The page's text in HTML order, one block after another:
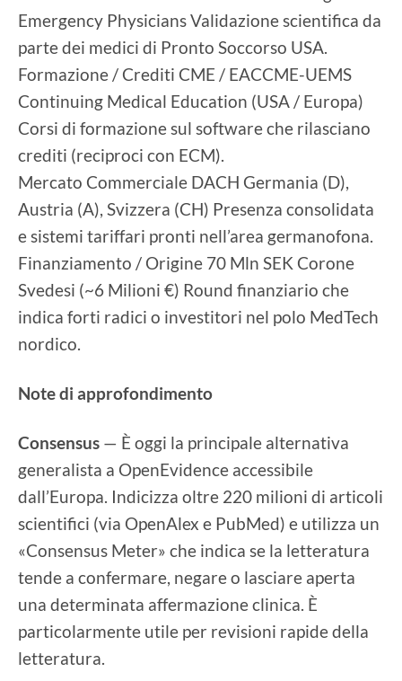
Emergency Physicians Validazione scientifica da
parte dei medici di Pronto Soccorso USA.
Formazione / Crediti CME / EACCME-UEMS
Continuing Medical Education (USA / Europa)
Corsi di formazione sul software che rilasciano
crediti (reciproci con ECM).
Mercato Commerciale DACH Germania (D),
Austria (A), Svizzera (CH) Presenza consolidata
e sistemi tariffari pronti nell’area germanofona.
Finanziamento / Origine 70 Mln SEK Corone
Svedesi (~6 Milioni €) Round finanziario che
indica forti radici o investitori nel polo MedTech
nordico.
Note di approfondimento
Consensus — È oggi la principale alternativa
generalista a OpenEvidence accessibile
dall’Europa. Indicizza oltre 220 milioni di articoli
scientifici (via OpenAlex e PubMed) e utilizza un
«Consensus Meter» che indica se la letteratura
tende a confermare, negare o lasciare aperta
una determinata affermazione clinica. È
particolarmente utile per revisioni rapide della
letteratura.